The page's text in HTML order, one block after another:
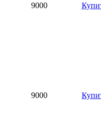
9000
9000